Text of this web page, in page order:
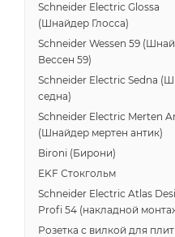
Schneider Electric Glossa
(Шнайдер Глосса)
Schneider Wessen 59
Вессен 59)
Schneider Electric Sedna
седна)
Schneider Electric Merten
(Шнайдер мертен антик)
Bironi (Бирони)
EKF Стокгольм
Schneider Electric Atlas
Profi 54 (накладной
Розетка с вилкой для